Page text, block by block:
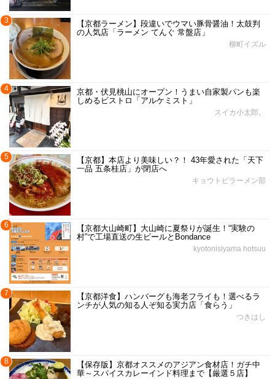
3
【京都ラーメン】段違いでウマい豚骨醤油！太鼓判
の人気店「ラーメン てんぐ 常盤店」
柳町イズル
4
京都・伏見桃山にオープン！うまい自家製パンも楽
しめるビストロ「アルケミスト」
スイカ小太郎。
5
【京都】本店より美味しい？！ 43年愛された「天下
一品 五条桂店」が閉店へ
キョウトピラーメン部
6
【京都大山崎町】大山崎に夏祭りが誕生！“実験の
村”で工場直送の生ビールとBondance
kyotonisiyama hotsuu
7
【京都洋食】ハンバーグも海老フライも！選べるラ
ンチが人気の知る人ぞ知る実力店「食らう」
つきはし
8
【保存版】京都オススメのアジアン食材店！ガチ中
華～スパイスカレーインド料理まで【厳選５店】